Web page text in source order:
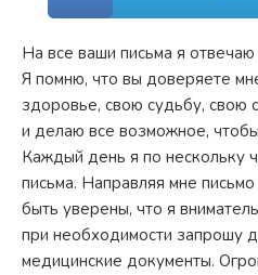
На все ваши письма я отвечаю
Я помню, что вы доверяете
здоровье, свою судьбу, свою
и делаю все возможное,
Каждый день я по нескольку
письма. Направляя мне
быть уверены, что я
при необходимости запрошу
медицинские документы.